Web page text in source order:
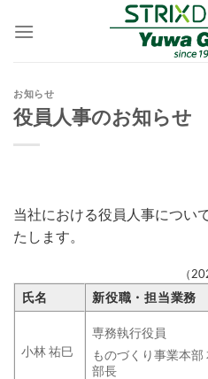
お知らせ
役員人事のお知らせ
当社における役員人事につい
たします。
（
氏名 新役職・担当業務
小林 祐巳
専務執行役員
ものづくり事業本部
部長